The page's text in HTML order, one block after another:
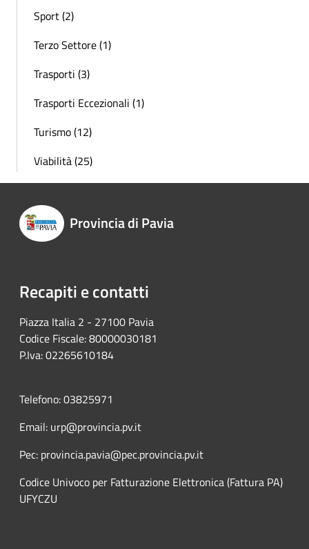
Sport (2)
Terzo Settore (1)
Trasporti (3)
Trasporti Eccezionali (1)
Turismo (12)
Viabilità (25)
Provincia di Pavia
Recapiti e contatti
Piazza Italia 2 - 27100 Pavia
Codice Fiscale: 80000030181
P.Iva: 02265610184
Telefono: 03825971
Email: urp@provincia.pv.it
Pec: provincia.pavia@pec.provincia.pv.it
Codice Univoco per Fatturazione Elettronica (Fattura PA)
UFYCZU